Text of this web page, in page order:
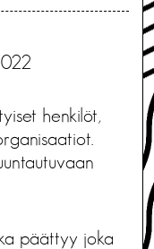
henkilöt,
päättyy joka